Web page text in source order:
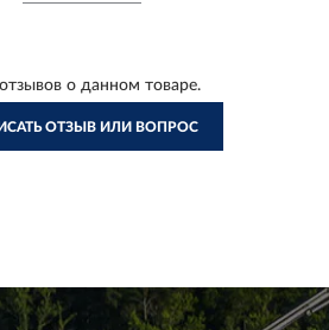
о данном товаре.
ОТЗЫВ ИЛИ ВОПРОС